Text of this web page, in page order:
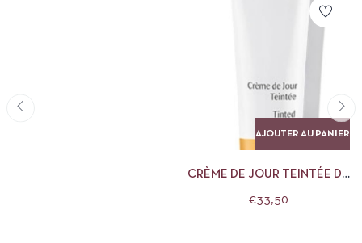
AJOUTER AU PANIER
CRÈME DE JOUR TEINTÉE DR
€33,50